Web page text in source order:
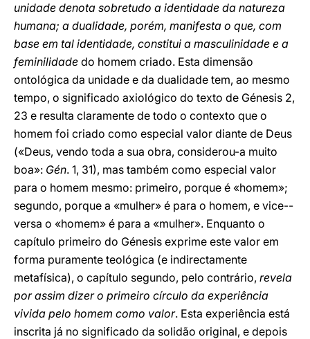
unidade denota sobretudo a identidade da natureza
humana; a dualidade, porém, manifesta o que, com
base em tal identidade, constitui a masculinidade e a
feminilidade do homem criado. Esta dimensão
ontológica da unidade e da dualidade tem, ao mesmo
tempo, o significado axiológico do texto de Génesis 2,
23 e resulta claramente de todo o contexto que o
homem foi criado como especial valor diante de Deus
(«Deus, vendo toda a sua obra, considerou-a muito
boa»: Gén. 1, 31), mas também como especial valor
para o homem mesmo: primeiro, porque é «homem»;
segundo, porque a «mulher» é para o homem, e vice--
versa o «homem» é para a «mulher». Enquanto o
capítulo primeiro do Génesis exprime este valor em
forma puramente teológica (e indirectamente
metafísica), o capítulo segundo, pelo contrário, revela
por assim dizer o primeiro círculo da experiência
vivida pelo homem como valor. Esta experiência está
inscrita já no significado da solidão original, e depois